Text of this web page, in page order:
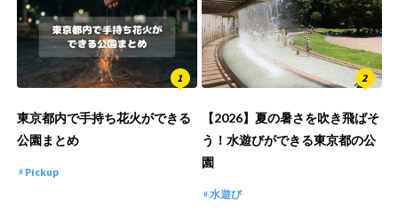
東京都内で手持ち花火ができる
公園まとめ
Pickup
【2026】夏の暑さを吹き飛ばそ
う！水遊びができる東京都の公
園
水遊び